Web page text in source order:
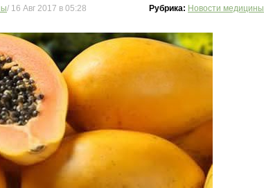
/ 16 Авг 2017 в 05:28 Рубрика: Новости медицины